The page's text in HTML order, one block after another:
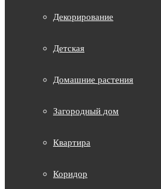
Декорирование
Детская
Домашние растения
Загородный дом
Квартира
Коридор